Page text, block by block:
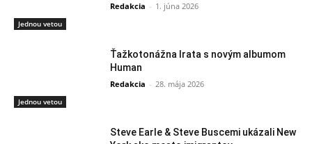
Jednou vetou
Redakcia - 1. júna 2026
Jednou vetou
Ťažkotonážna Irata s novým albumom
Human
Redakcia - 28. mája 2026
Steve Earle & Steve Buscemi ukázali New